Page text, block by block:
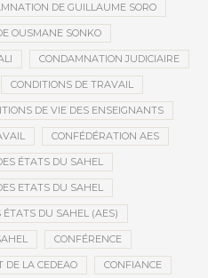
DE GUILLAUME SORO
OUSMANE SONKO
CONDAMNATION JUDICIAIRE
CONDITIONS DE TRAVAIL
DE VIE DES ENSEIGNANTS
CONFÉDÉRATION AES
ÉTATS DU SAHEL
ETATS DU SAHEL
ÉTATS DU SAHEL (AES)
CONFÉRENCE
DE LA CEDEAO CONFIANCE